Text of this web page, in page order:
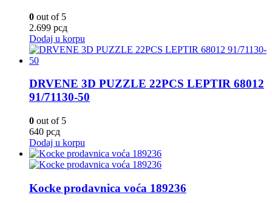
0 out of 5
2.699 рсд
Dodaj u korpu
DRVENE 3D PUZZLE 22PCS LEPTIR 68012
91/71130-50
0 out of 5
640 рсд
Dodaj u korpu
Kocke prodavnica voća 189236